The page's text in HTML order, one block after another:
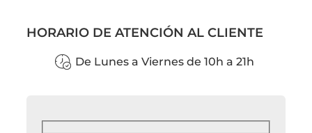
HORARIO DE ATENCIÓN AL CLIENTE
De Lunes a Viernes de 10h a 21h